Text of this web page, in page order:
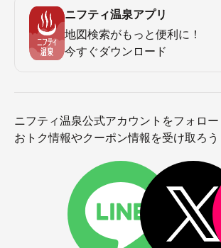
ニフティ温泉アプリ
地図検索がもっと便利に！
今すぐダウンロード
ニフティ温泉公式アカウントをフォロー
おトク情報やクーポン情報を受け取ろう